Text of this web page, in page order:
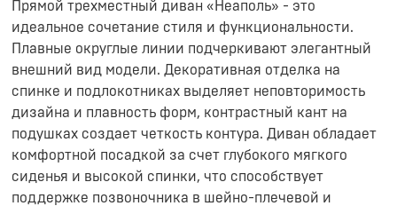
Прямой трехместный диван «Неаполь» - это
идеальное сочетание стиля и функциональности.
Плавные округлые линии подчеркивают элегантный
внешний вид модели. Декоративная отделка на
спинке и подлокотниках выделяет неповторимость
дизайна и плавность форм, контрастный кант на
подушках создает четкость контура. Диван обладает
комфортной посадкой за счет глубокого мягкого
сиденья и высокой спинки, что способствует
поддержке позвоночника в шейно-плечевой и